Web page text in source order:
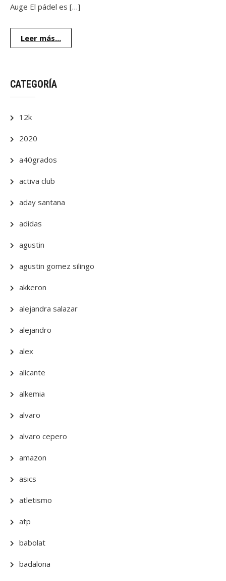
Auge El pádel es […]
Leer más...
CATEGORÍA
12k
2020
a40grados
activa club
aday santana
adidas
agustin
agustin gomez silingo
akkeron
alejandra salazar
alejandro
alex
alicante
alkemia
alvaro
alvaro cepero
amazon
asics
atletismo
atp
babolat
badalona